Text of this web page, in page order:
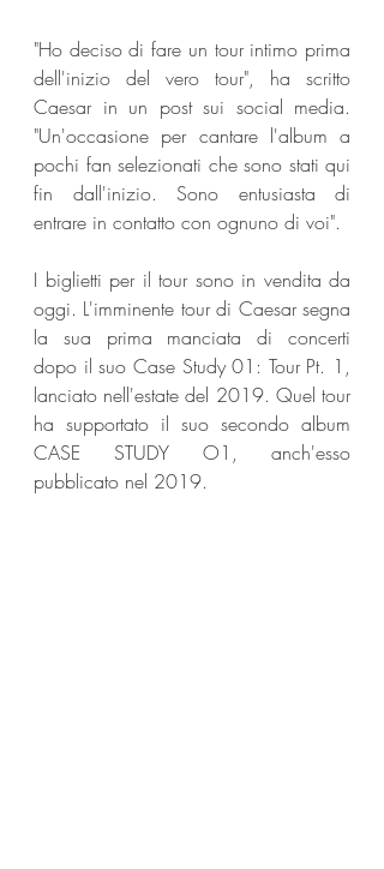
"Ho deciso di fare un tour intimo prima
dell'inizio del vero tour", ha scritto
Caesar in un post sui social media.
"Un'occasione per cantare l'album a
pochi fan selezionati che sono stati qui
fin dall'inizio. Sono entusiasta di
entrare in contatto con ognuno di voi".
I biglietti per il tour sono in vendita da
oggi. L'imminente tour di Caesar segna
la sua prima manciata di concerti
dopo il suo Case Study 01: Tour Pt. 1,
lanciato nell'estate del 2019. Quel tour
ha supportato il suo secondo album
CASE STUDY O1, anch'esso
pubblicato nel 2019.